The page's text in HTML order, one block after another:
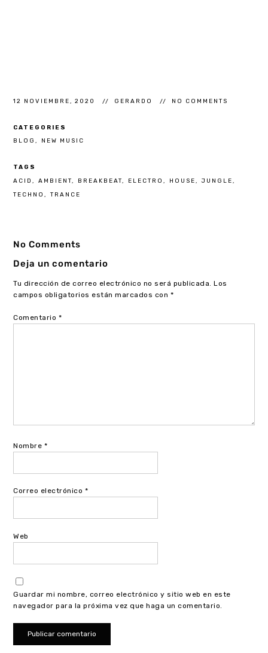
12 NOVIEMBRE, 2020 GERARDO NO COMMENTS
CATEGORIES
BLOG NEW MUSIC
TAGS
ACID AMBIENT BREAKBEAT ELECTRO HOUSE JUNGLE
TECHNO TRANCE
No Comments
Deja un comentario
Tu dirección de correo electrónico no será publicada. Los
campos obligatorios están marcados con *
Comentario *
Nombre *
Correo electrónico *
Web
Guardar mi nombre, correo electrónico y sitio web en este
navegador para la próxima vez que haga un comentario.